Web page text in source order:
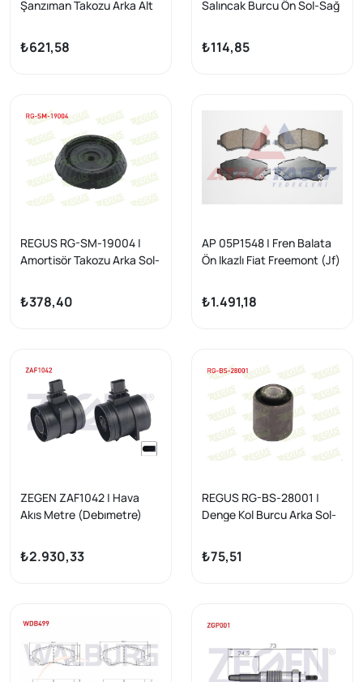
Şanzıman Takozu Arka Alt
Class (W202) C 180 1993-
2000
₺621,58
Salıncak Burcu Ön Sol-Sağ
2.5 TD 1995-2001
₺114,85
REGUS RG-SM-19004 |
Amortisör Takozu Arka Sol-
1996-2002
₺378,40
AP 05P1548 | Fren Balata
Ön Ikazlı Fiat Freemont (Jf)
Wrangler III (Jk) 3.8İ V6
2007-/ Chrysler G.Voyager
₺1.491,18
ZEGEN ZAF1042 | Hava
Akıs Metre (Debımetre)
(906)-(907) 519 CDI 2006
-
₺2.930,33
REGUS RG-BS-28001 |
Denge Kol Burcu Arka Sol-
2.0 1982-1993
₺75,51